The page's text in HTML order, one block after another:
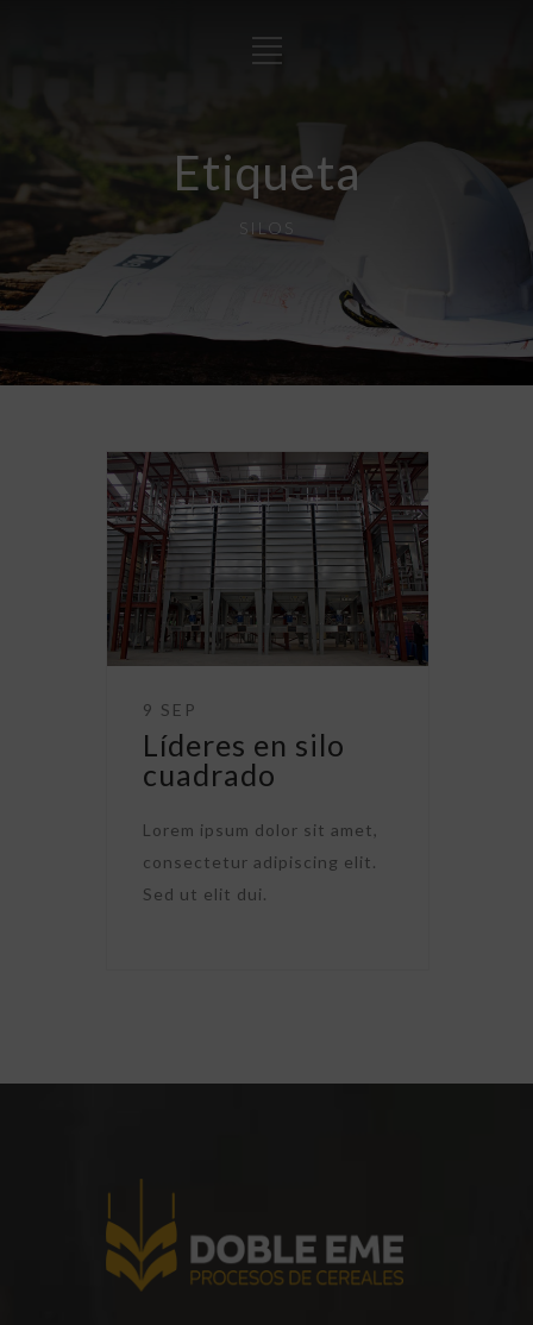
Etiqueta
SILOS
9 SEP
Líderes en silo
cuadrado
Lorem ipsum dolor sit amet,
consectetur adipiscing elit.
Sed ut elit dui.